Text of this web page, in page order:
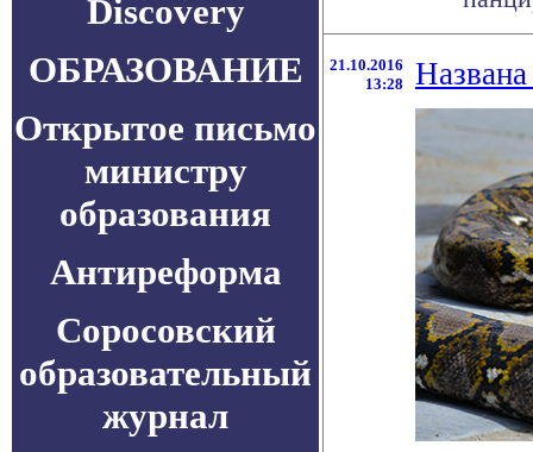
Discovery
ОБРАЗОВАНИЕ
Открытое письмо
министру
образования
Антиреформа
Соросовский
образовательный
журнал
21.10.2016
13:28